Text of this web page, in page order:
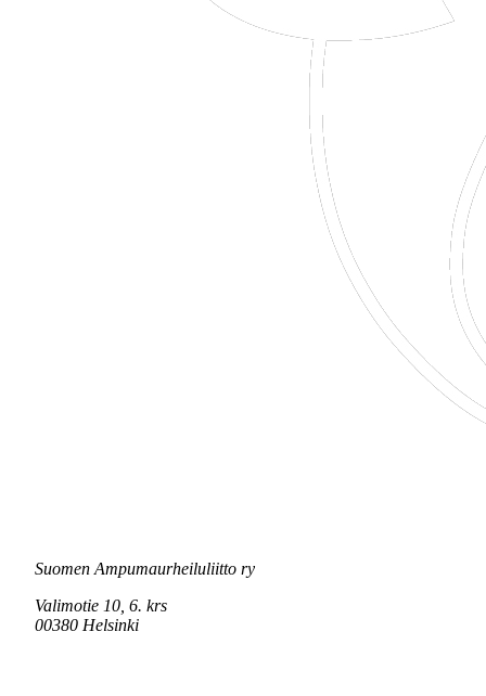
Suomen Ampumaurheiluliitto ry
Valimotie 10, 6. krs
00380 Helsinki